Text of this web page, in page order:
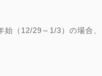
始（12/29～1/3）の場合